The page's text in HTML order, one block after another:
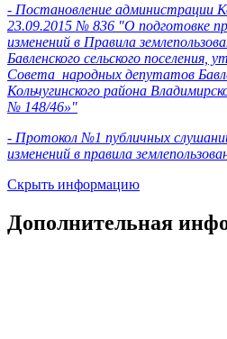
- Постановление администрации
23.09.2015 № 836 "О подготовке
изменений в Правила
Бавленского сельского
Совета народных депутатов
Кольчугинского района
№ 148/46»"
- Протокол №1 публичных
изменений в правила
Скрыть информацию
Дополнительная